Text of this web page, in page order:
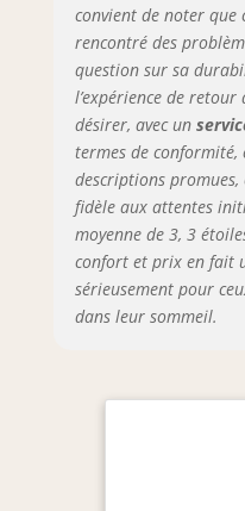
convient de noter
rencontré des
question sur sa
l’expérience de retour
désirer, avec un
termes de conformité,
descriptions
fidèle aux attentes
moyenne de 3, 3
confort et prix en fait
sérieusement pour
dans leur sommeil.